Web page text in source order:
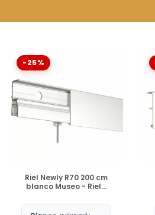
-25%
DISPONIBLE
Riel Newly R70 200 cm
blanco Museo - Riel...